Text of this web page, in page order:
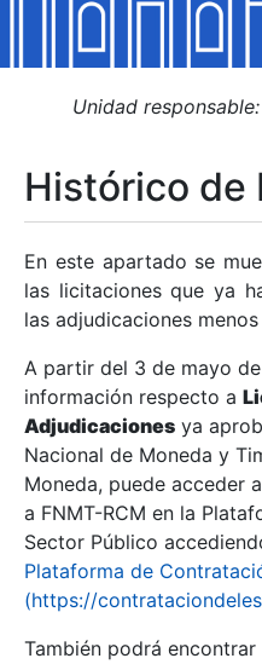
Mostrar/Ocultar
Mostrar/Ocultar
Mostrar/Ocultar
Mostrar/Ocultar
Mostrar/Ocultar
Unidad
Histórico de
En este apartado se
las licitaciones que ya
las adjudicaciones
A partir del 3 de mayo
información respecto a
Adjudicaciones ya
Nacional de Moneda y
Moneda, puede acceder
a FNMT-RCM en la
Sector Público
Plataforma de
(https://
También podrá